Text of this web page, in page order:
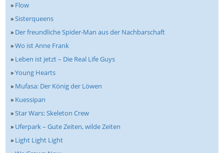
» Flow
»Sisterqueens
» Der freundliche Spider-Man aus der Nachbarschaft
»Wo ist Anne Frank
» Leben ist jetzt – Die Real Life Guys
»Young Hearts
» Mufasa: Der König der Löwen
» Kuessipan
»Star Wars: Skeleton Crew
» Uferpark – Gute Zeiten, wilde Zeiten
» Light Light Light